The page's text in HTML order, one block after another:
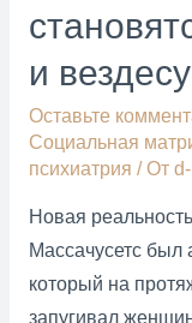
и
Оставьте
Социальная
психиатрия / От
Новая
Массачусетс
который на
запугивал